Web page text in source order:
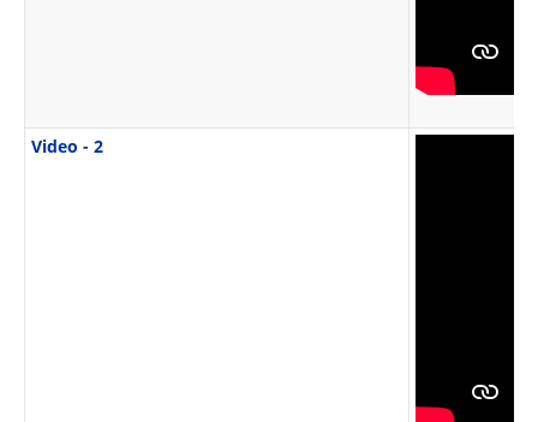
Video - 2